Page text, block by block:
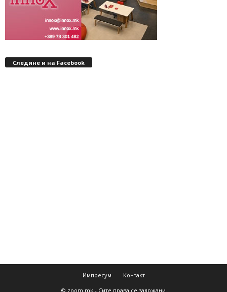
Следине и на Facebook
Импресум
Контакт
© zoom.mk - Сите права се задржани